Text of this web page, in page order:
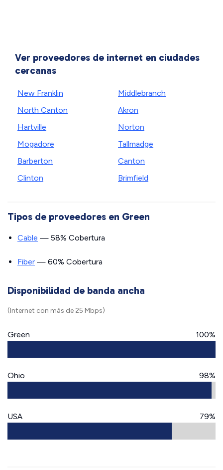
Ver proveedores de internet en ciudades
cercanas
New Franklin
North Canton
Hartville
Mogadore
Barberton
Clinton
Middlebranch
Akron
Norton
Tallmadge
Canton
Brimfield
Tipos de proveedores en Green
Cable — 58% Cobertura
Fiber — 60% Cobertura
Disponibilidad de banda ancha
(Internet con más de 25 Mbps)
Green 100%
Ohio 98%
USA 79%